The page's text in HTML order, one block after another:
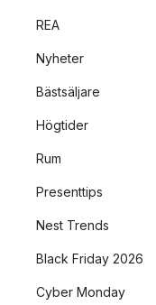
REA
Nyheter
Bästsäljare
Högtider
Rum
Presenttips
Nest Trends
Black Friday 2026
Cyber Monday